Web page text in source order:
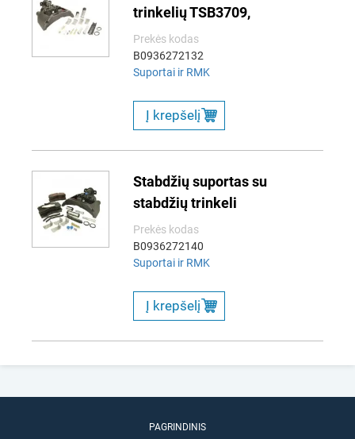
trinkelių TSB3709,
Prekės kodas
B0936272132
Suportai ir RMK
Į krepšelį
Stabdžių suportas su
stabdžių trinkeli
Prekės kodas
B0936272140
Suportai ir RMK
Į krepšelį
PAGRINDINIS